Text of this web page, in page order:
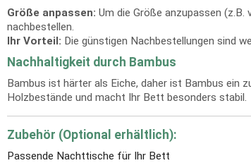
Größe anpassen: Um die Größe anzupassen
nachbestellen.
Ihr Vorteil: Die günstigen Nachbestellungen sind
Nachhaltigkeit durch Bambus
Bambus ist härter als Eiche, daher ist Bambus ein
Holzbestände und macht Ihr Bett besonders stabil.
Zubehör (Optional erhältlich):
Passende Nachttische für Ihr Bett